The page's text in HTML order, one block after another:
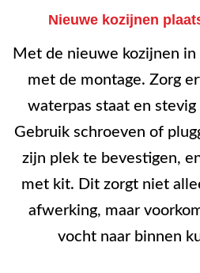
Nieuwe kozijnen
Met de nieuwe kozijnen
met de montage. Zorg
waterpas staat en
Gebruik schroeven of
zijn plek te bevestigen,
met kit. Dit zorgt niet
afwerking, maar
vocht naar binnen